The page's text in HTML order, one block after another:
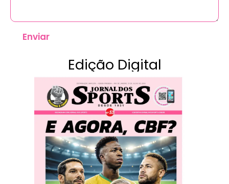
Enviar
Edição Digital